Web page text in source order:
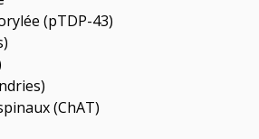
(pTDP-43)
(ChAT)